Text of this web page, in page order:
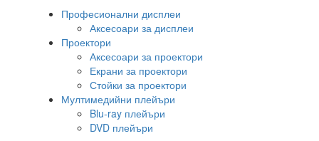
Професионални дисплеи
Аксесоари за дисплеи
Проектори
Аксесоари за проектори
Екрани за проектори
Стойки за проектори
Мултимедийни плейъри
Blu-ray плейъри
DVD плейъри